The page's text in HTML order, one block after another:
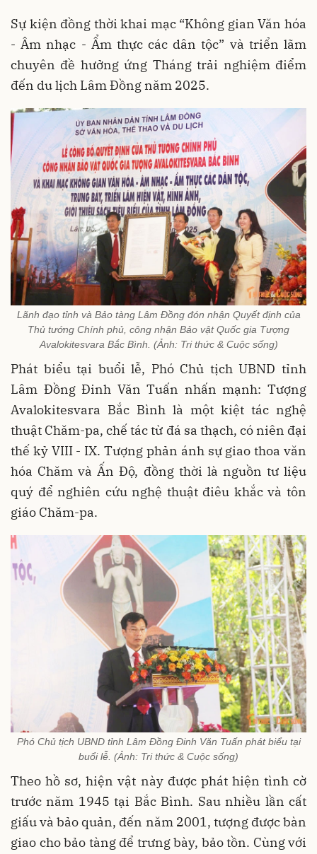
Sự kiện đồng thời khai mạc “Không gian Văn hóa
- Âm nhạc - Ẩm thực các dân tộc” và triển lãm
chuyên đề hưởng ứng Tháng trải nghiệm điểm
đến du lịch Lâm Đồng năm 2025.
Lãnh đạo tỉnh và Bảo tàng Lâm Đồng đón nhận Quyết định của
Thủ tướng Chính phủ, công nhận Bảo vật Quốc gia Tượng
Avalokitesvara Bắc Bình. (Ảnh: Tri thức & Cuộc sống)
Phát biểu tại buổi lễ, Phó Chủ tịch UBND tỉnh
Lâm Đồng Đinh Văn Tuấn nhấn mạnh: Tượng
Avalokitesvara Bắc Bình là một kiệt tác nghệ
thuật Chăm-pa, chế tác từ đá sa thạch, có niên đại
thế kỷ VIII - IX. Tượng phản ánh sự giao thoa văn
hóa Chăm và Ấn Độ, đồng thời là nguồn tư liệu
quý để nghiên cứu nghệ thuật điêu khắc và tôn
giáo Chăm-pa.
Phó Chủ tịch UBND tỉnh Lâm Đồng Đinh Văn Tuấn phát biểu tại
buổi lễ. (Ảnh: Tri thức & Cuộc sống)
Theo hồ sơ, hiện vật này được phát hiện tình cờ
trước năm 1945 tại Bắc Bình. Sau nhiều lần cất
giấu và bảo quản, đến năm 2001, tượng được bàn
giao cho bảo tàng để trưng bày, bảo tồn. Cùng với